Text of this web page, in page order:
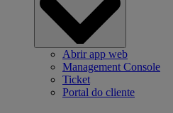
Abrir app web
Management Console
Ticket
Portal do cliente